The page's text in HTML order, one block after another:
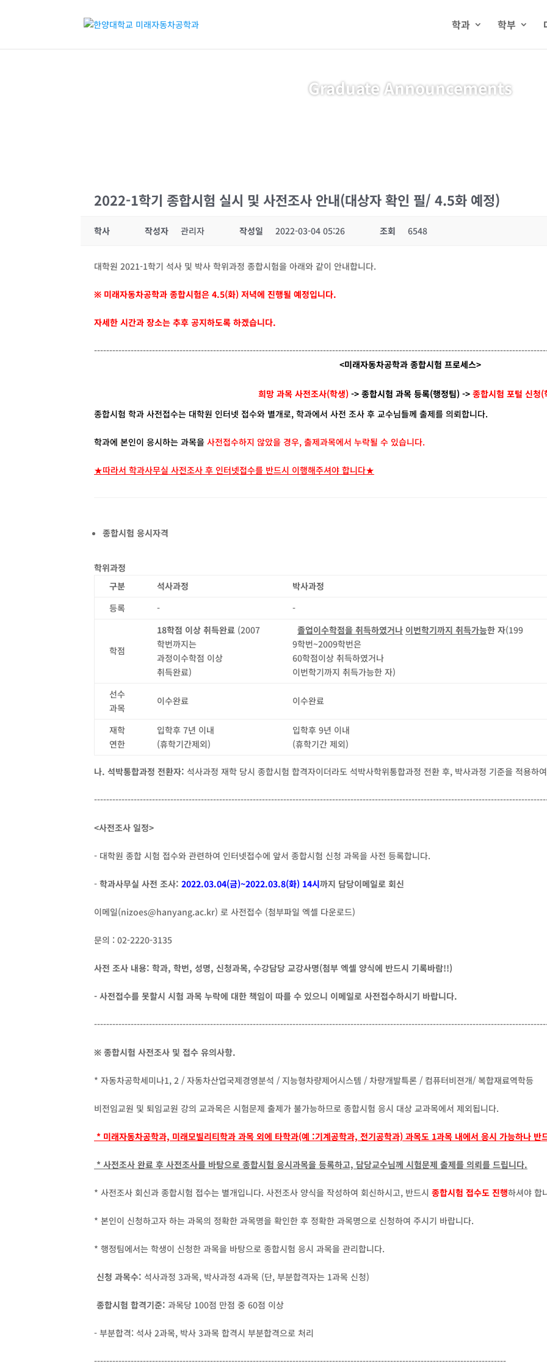
학과 학부
Graduate Announcements
2022-1학기 종합시험 실시 및 사전조사 안내(대상자 확인 필/ 4.5화 예정)
학사 작성자 관리자 작성일 2022-03-04 05:26 조회 6548
대학원 2021-1학기 석사 및 박사 학위과정 종합시험을 아래와 같이 안내합니다.
※ 미래자동차공학과 종합시험은 4.5(화) 저녁에 진행될 예정입니다.
자세한 시간과 장소는 추후 공지하도록 하겠습니다.
<미래자동차공학과 종합시험 프로세스>
희망 과목 사전조사(학생) -> 종합시험 과목 등록(행정팀) -> 종합시험 포털 신청(
종합시험 학과 사전접수는 대학원 인터넷 접수와 별개로, 학과에서 사전 조사 후 교수님들께 출제를 의뢰합니다.
학과에 본인이 응시하는 과목을 사전접수하지 않았을 경우, 출제과목에서 누락될 수 있습니다.
★따라서 학과사무실 사전조사 후 인터넷접수를 반드시 이행해주셔야 합니다★
종합시험 응시자격
학위과정
구분
석사과정 박사과정
등록
- -
학점
18학점 이상 취득완료 (2007
학번까지는
과정이수학점 이상
취득완료)
졸업이수학점을 취득하였거나 이번학기까지 취득가능한 자(199
9학번~2009학번은
60학점이상 취득하였거나
이번학기까지 취득가능한 자)
선수
과목
이수완료 이수완료
재학
연한
입학후 7년 이내
(휴학기간제외)
입학후 9년 이내
(휴학기간 제외)
나. 석박통합과정 전환자: 석사과정 재학 당시 종합시험 합격자이더라도 석박사학위통합과정 전환 후, 박사과정 기준을 적용하
<사전조사 일정>
- 대학원 종합 시험 접수와 관련하여 인터넷접수에 앞서 종합시험 신청 과목을 사전 등록합니다.
- 학과사무실 사전 조사: 2022.03.04(금)~2022.03.8(화) 14시까지 담당이메일로 회신
이메일(nizoes@hanyang.ac.kr) 로 사전접수 (첨부파일 엑셀 다운로드)
문의 : 02-2220-3135
사전 조사 내용: 학과, 학번, 성명, 신청과목, 수강담당 교강사명(첨부 엑셀 양식에 반드시 기록바람!!)
- 사전접수를 못할시 시험 과목 누락에 대한 책임이 따를 수 있으니 이메일로 사전접수하시기 바랍니다.
※ 종합시험 사전조사 및 접수 유의사항.
* 자동차공학세미나1, 2 / 자동차산업국제경영분석 / 지능형차량제어시스템 / 차량개발특론 / 컴퓨터비젼개/ 복합재료역학등
비전임교원 및 퇴임교원 강의 교과목은 시험문제 출제가 불가능하므로 종합시험 응시 대상 교과목에서 제외됩니다.
* 미래자동차공학과, 미래모빌리티학과 과목 외에 타학과(예 :기계공학과, 전기공학과) 과목도 1과목 내에서 응시 가능하나 반
* 사전조사 완료 후 사전조사를 바탕으로 종합시험 응시과목을 등록하고, 담당교수님께 시험문제 출제를 의뢰를 드립니다.
* 사전조사 회신과 종합시험 접수는 별개입니다. 사전조사 양식을 작성하여 회신하시고, 반드시 종합시험 접수도 진행하셔야 합
* 본인이 신청하고자 하는 과목의 정확한 과목명을 확인한 후 정확한 과목명으로 신청하여 주시기 바랍니다.
* 행정팀에서는 학생이 신청한 과목을 바탕으로 종합시험 응시 과목을 관리합니다.
신청 과목수: 석사과정 3과목, 박사과정 4과목 (단, 부분합격자는 1과목 신청)
종합시험 합격기준: 과목당 100점 만점 중 60점 이상
- 부분합격: 석사 2과목, 박사 3과목 합격시 부분합격으로 처리
---------------------------------------------------------------------------------------------------------------------------------------